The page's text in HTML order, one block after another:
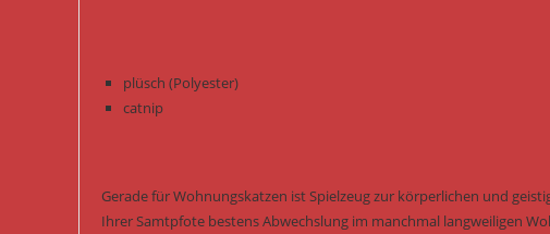
plüsch (Polyester)
catnip
Gerade für Wohnungskatzen ist Spielzeug zur körperlichen und
Ihrer Samtpfote bestens Abwechslung im manchmal langweiligen